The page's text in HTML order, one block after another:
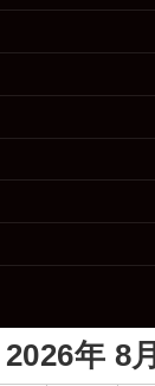
2026年 8月